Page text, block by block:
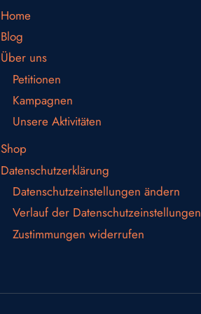
Home
Blog
Über uns
Petitionen
Kampagnen
Unsere Aktivitäten
Shop
Datenschutzerklärung
Datenschutzeinstellungen ändern
Verlauf der Datenschutzeinstellungen
Zustimmungen widerrufen